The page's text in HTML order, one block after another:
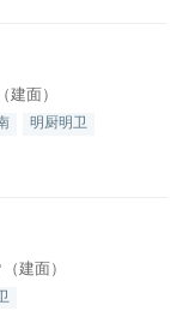
面）
明厨明卫
建面）